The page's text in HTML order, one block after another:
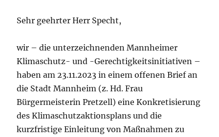
Sehr geehrter Herr Specht,
wir – die unterzeichnenden Mannheimer
Klimaschutz- und -Gerechtigkeitsinitiativen –
haben am 23.11.2023 in einem offenen Brief an
die Stadt Mannheim (z. Hd. Frau
Bürgermeisterin Pretzell) eine Konkretisierung
des Klimaschutzaktionsplans und die
kurzfristige Einleitung von Maßnahmen zu